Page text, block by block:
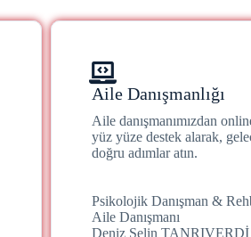
Aile Danışmanlığı
Aile danışmanımızdan
yüz yüze destek alarak,
doğru adımlar atın.
Psikolojik Danışman &
Aile Danışmanı
Deniz Selin TANRIVERDİ